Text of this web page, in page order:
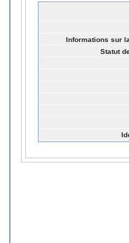
Informations sur
Statut